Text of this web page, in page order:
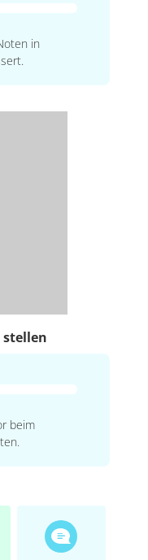
in
stellen
beim